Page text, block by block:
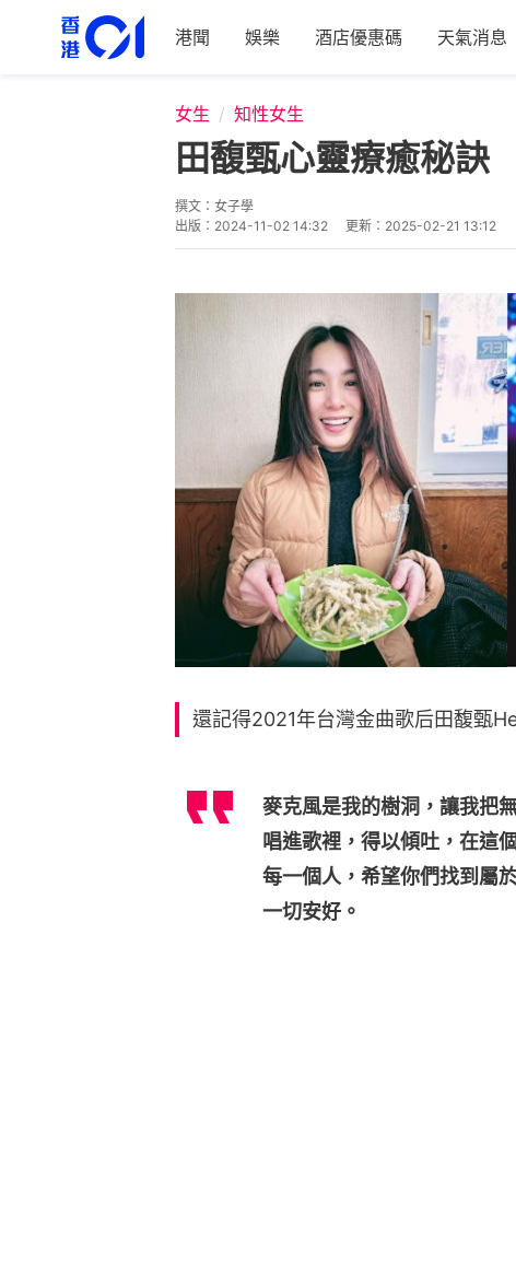
港聞 娛樂 酒店優惠碼 天氣消息
女生 知性女生
田馥甄心靈療癒秘訣
撰文： 女子學
出版： 2024-11-02 14:32 更新： 2025-02-21 13:12
還記得2021年台灣金曲歌后田馥甄
麥克風是我的樹洞，讓我把
唱進歌裡，得以傾吐，在這
每一個人，希望你們找到屬
一切安好。